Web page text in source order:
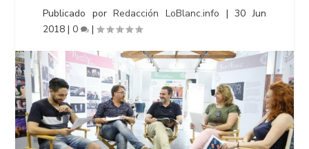
Publicado porRedacción LoBlanc.info |30 Jun
2018 |0 |